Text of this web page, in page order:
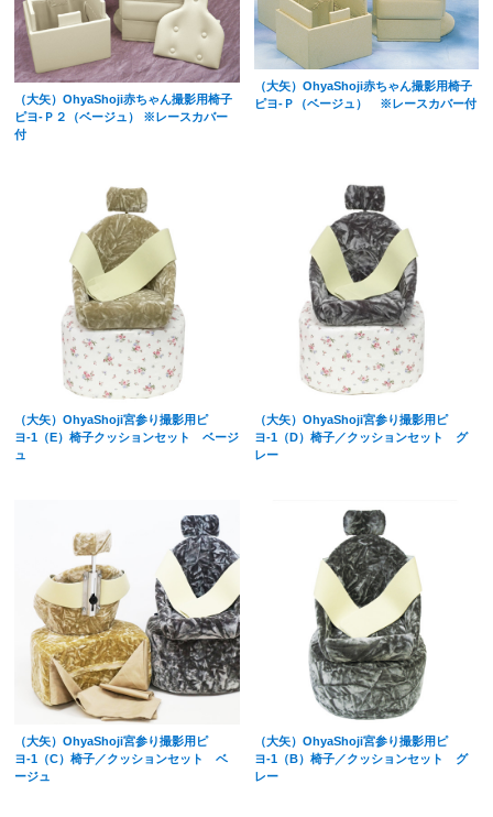
（大矢）OhyaShoji赤ちゃん撮影用椅子
ピヨ-Ｐ２（ベージュ） ※レースカバー
付
（大矢）OhyaShoji赤ちゃん撮影用椅子
ピヨ-Ｐ（ベージュ） ※レースカバー付
（大矢）OhyaShoji宮参り撮影用ピ
ヨ-1（E）椅子クッションセット ベージ
ュ
（大矢）OhyaShoji宮参り撮影用ピ
ヨ-1（D）椅子／クッションセット グ
レー
（大矢）OhyaShoji宮参り撮影用ピ
ヨ-1（C）椅子／クッションセット ベ
ージュ
（大矢）OhyaShoji宮参り撮影用ピ
ヨ-1（B）椅子／クッションセット グ
レー